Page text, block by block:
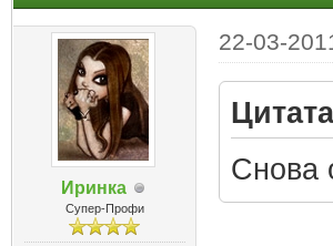
Иринка
Супер-Профи
22-03-
Снова